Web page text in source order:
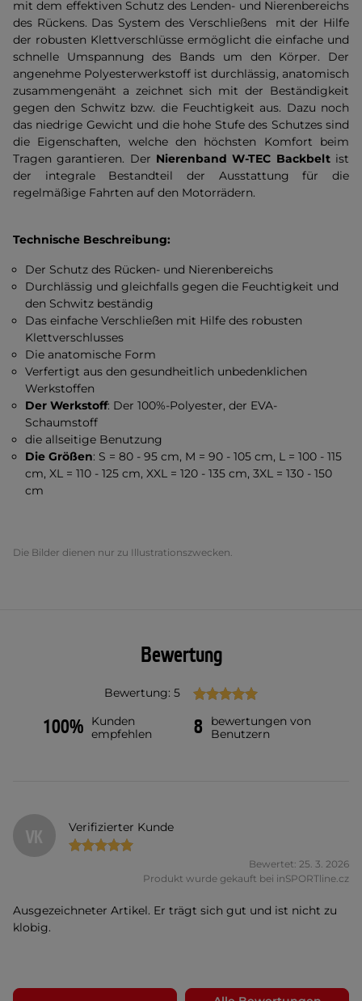
mit dem effektiven Schutz des Lenden- und Nierenbereichs
des Rückens. Das System des Verschließens mit der Hilfe
der robusten Klettverschlüsse ermöglicht die einfache und
schnelle Umspannung des Bands um den Körper. Der
angenehme Polyesterwerkstoff ist durchlässig, anatomisch
zusammengenäht a zeichnet sich mit der Beständigkeit
gegen den Schwitz bzw. die Feuchtigkeit aus. Dazu noch
das niedrige Gewicht und die hohe Stufe des Schutzes sind
die Eigenschaften, welche den höchsten Komfort beim
Tragen garantieren. Der Nierenband W-TEC Backbeltist
der integrale Bestandteil der Ausstattung für die
regelmäßige Fahrten auf den Motorrädern.
Technische Beschreibung:
Der Schutz des Rücken- und Nierenbereichs
Durchlässig und gleichfalls gegen die Feuchtigkeit und
den Schwitz beständig
Das einfache Verschließen mit Hilfe des robusten
Klettverschlusses
Die anatomische Form
Verfertigt aus den gesundheitlich unbedenklichen
Werkstoffen
Der Werkstoff: Der 100%-Polyester, der EVA-
Schaumstoff
die allseitige Benutzung
Die Größen: S = 80 - 95 cm, M = 90 - 105 cm, L = 100 - 115
cm, XL = 110 - 125 cm, XXL = 120 - 135 cm, 3XL = 130 - 150
cm
Die Bilder dienen nur zu Illustrationszwecken.
Bewertung
Bewertung: 5
100%
Kunden
empfehlen
8
bewertungen von
Benutzern
VK Verifizierter Kunde
Bewertet: 25. 3. 2026
Produkt wurde gekauft bei inSPORTline.cz
Ausgezeichneter Artikel. Er trägt sich gut und ist nicht zu
klobig.